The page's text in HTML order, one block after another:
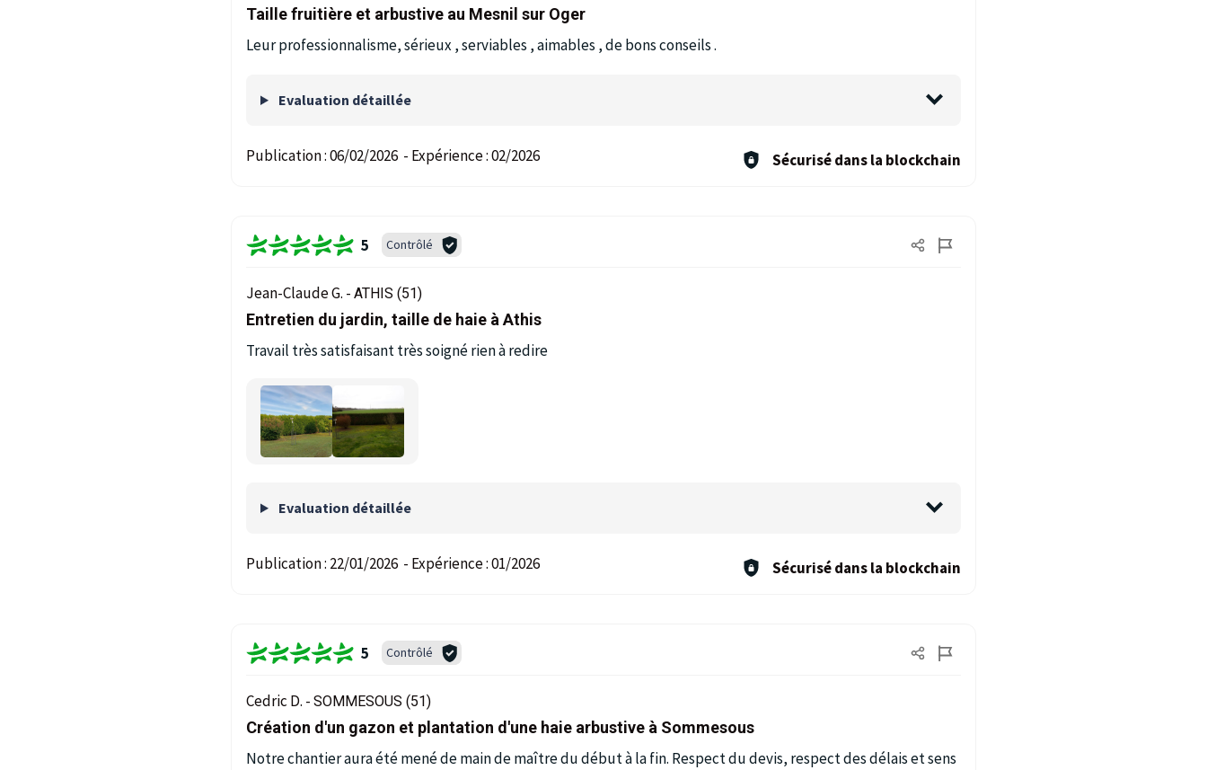
Taille fruitière et arbustive au Mesnil sur Oger
Leur professionnalisme, sérieux , serviables , aimables , de bons conseils .
Evaluation détaillée
Publication :06/02/2026 - Expérience :02/2026 Sécurisé dans la blockchain
5 Contrôlé
Jean-Claude G. - ATHIS (51)
Entretien du jardin, taille de haie à Athis
Travail très satisfaisant très soigné rien à redire
Evaluation détaillée
Publication : 22/01/2026 - Expérience :01/2026 Sécurisé dans la blockchain
5 Contrôlé
Cedric D. - SOMMESOUS (51)
Création d'un gazon et plantation d'une haie arbustive à Sommesous
Notre chantier aura été mené de main de maître du début à la fin. Respect du devis, respect des délais et sens